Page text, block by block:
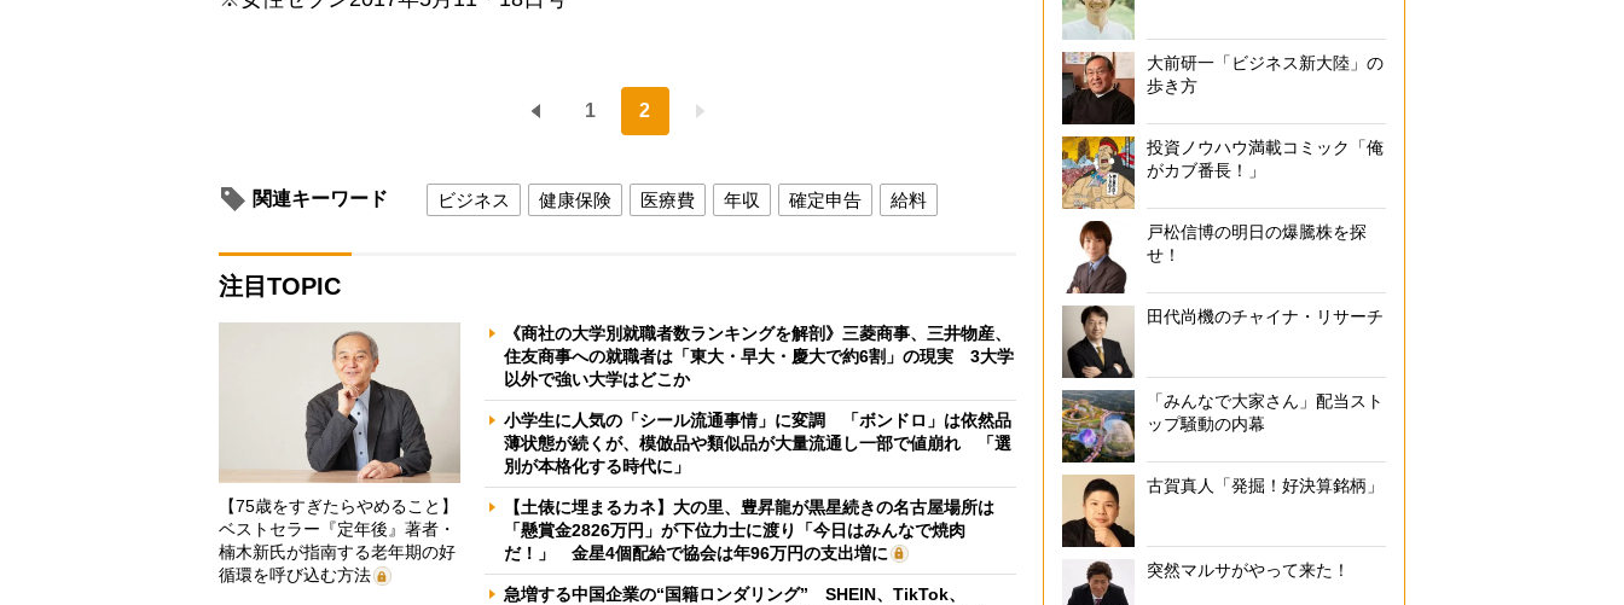
1 2
関連キーワード ビジネス 健康保険 医療費 年収 確定申告 給料
注目TOPIC
【75歳をすぎたらやめること】
ベストセラー『定年後』著者・
楠木新氏が指南する老年期の好
循環を呼び込む方法
《商社の大学別就職者数ランキングを解剖》三菱商事、三井物産、
住友商事への就職者は「東大・早大・慶大で約6割」の現実 3大学
以外で強い大学はどこか
小学生に人気の「シール流通事情」に変調 「ボンドロ」は依然品
薄状態が続くが、模倣品や類似品が大量流通し一部で値崩れ 「選
別が本格化する時代に」
【土俵に埋まるカネ】大の里、豊昇龍が黒星続きの名古屋場所は
「懸賞金2826万円」が下位力士に渡り「今日はみんなで焼肉
だ！」 金星4個配給で協会は年96万円の支出増に
急増する中国企業の“国籍ロンダリング” SHEIN、TikTok、
大前研一「ビジネス新大陸」の
歩き方
投資ノウハウ満載コミック「俺
がカブ番長！」
戸松信博の明日の爆騰株を探
せ！
田代尚機のチャイナ・リサーチ
「みんなで大家さん」配当スト
ップ騒動の内幕
古賀真人「発掘！好決算銘柄」
突然マルサがやって来た！